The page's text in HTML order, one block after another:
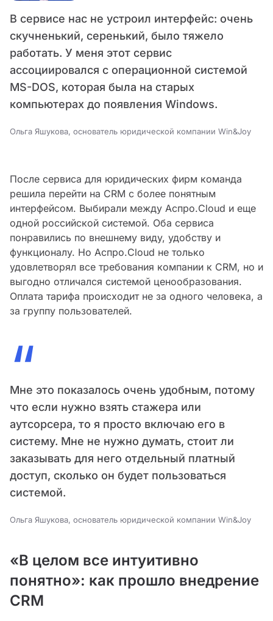
В сервисе нас не устроил интерфейс: очень
скучненький, серенький, было тяжело
работать. У меня этот сервис
ассоциировался с операционной системой
MS-DOS, которая была на старых
компьютерах до появления Windows.
Ольга Яшукова, основатель юридической компании Win&Joy
После сервиса для юридических фирм команда
решила перейти на CRM с более понятным
интерфейсом. Выбирали между Аспро.Cloud и еще
одной российской системой. Оба сервиса
понравились по внешнему виду, удобству и
функционалу. Но Аспро.Cloud не только
удовлетворял все требования компании к CRM, но и
выгодно отличался системой ценообразования.
Оплата тарифа происходит не за одного человека, а
за группу пользователей.
“
Мне это показалось очень удобным, потому
что если нужно взять стажера или
аутсорсера, то я просто включаю его в
систему. Мне не нужно думать, стоит ли
заказывать для него отдельный платный
доступ, сколько он будет пользоваться
системой.
Ольга Яшукова, основатель юридической компании Win&Joy
«В целом все интуитивно
понятно»: как прошло внедрение
CRM